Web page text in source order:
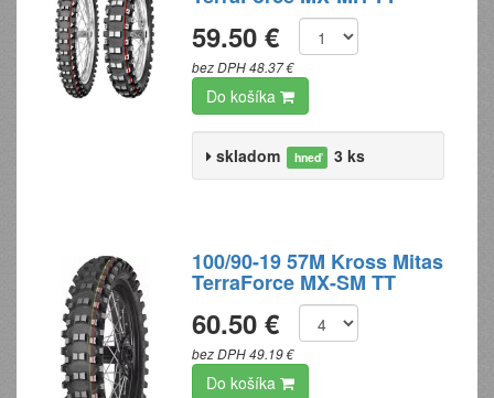
59.50 €
bez DPH 48.37 €
Do košíka
skladom hneď 3 ks
100/90-19 57M Kross Mitas
TerraForce MX-SM TT
60.50 €
bez DPH 49.19 €
Do košíka